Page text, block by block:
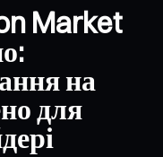
Market
на
для